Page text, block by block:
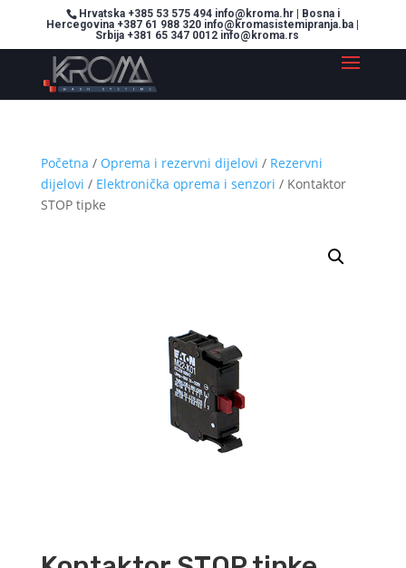
Hrvatska +385 53 575 494 info@kroma.hr | Bosna i
Hercegovina +387 61 988 320 info@kromasistemipranja.ba |
Srbija +381 65 347 0012 info@kroma.rs
Početna / Oprema i rezervni dijelovi / Rezervni
dijelovi / Elektronička oprema i senzori / Kontaktor
STOP tipke